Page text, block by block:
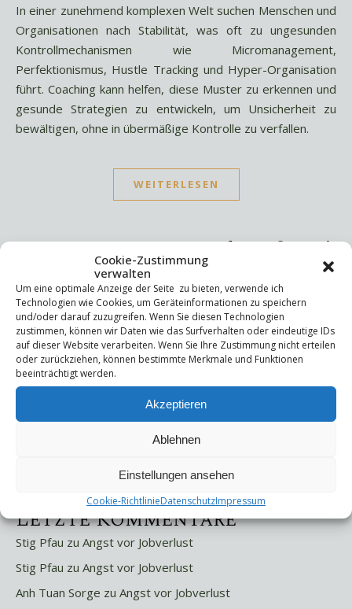
Cookie-Zustimmung
verwalten
Um eine optimale Anzeige der Seite zu bieten, verwende ich
Technologien wie Cookies, um Geräteinformationen zu speichern
und/oder darauf zuzugreifen. Wenn Sie diesen Technologien
zustimmen, können wir Daten wie das Surfverhalten oder eindeutige IDs
auf dieser Website verarbeiten. Wenn Sie Ihre Zustimmung nicht erteilen
oder zurückziehen, können bestimmte Merkmale und Funktionen
beeinträchtigt werden.
Akzeptieren
Ablehnen
Einstellungen ansehen
Cookie-RichtlinieDatenschutzImpressum
In einer zunehmend komplexen Welt suchen Menschen und
Organisationen nach Stabilität, was oft zu ungesunden
Kontrollmechanismen wie Micromanagement,
Perfektionismus, Hustle Tracking und Hyper-Organisation
führt. Coaching kann helfen, diese Muster zu erkennen und
gesunde Strategien zu entwickeln, um Unsicherheit zu
bewältigen, ohne in übermäßige Kontrolle zu verfallen.
WEITERLESEN
Suchen
Letzte Beiträge
Die Mentale Sicherheitsarchitektur
Wettbewerbsfähigkeit
Letzte Kommentare
Stig Pfau zu Angst vor Jobverlust
Stig Pfau zu Angst vor Jobverlust
Anh Tuan Sorge zu Angst vor Jobverlust